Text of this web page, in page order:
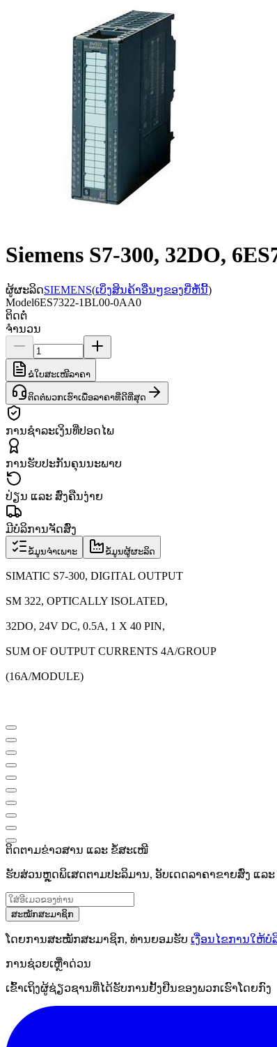
Siemens S7-300, 32DO,
ຜູ້ຜະລິດSIEMENS(ເບິ່ງສິນຄ້າອື່ນໆຂອງຍີ່ຫໍ້ນີ້)
Model6ES7322-1BL00-0AA0
ຕິດຕໍ່
ຈຳນວນ
ຂໍໃບສະເໜີລາຄາ
ຕິດຕໍ່ພວກເຮົາເພື່ອລາຄາທີ່ດີທີ່ສຸດ
ການຊຳລະເງິນທີ່ປອດໄພ
ການຮັບປະກັນຄຸນນະພາບ
ປ່ຽນ ແລະ ສົ່ງຄືນງ່າຍ
ມີບໍລິການຈັດສົ່ງ
ຂໍ້ມູນຈຳເພາະ ຂໍ້ມູນຜູ້ຜະລິດ
SIMATIC S7-300, DIGITAL OUTPUT
SM 322, OPTICALLY ISOLATED,
32DO, 24V DC, 0.5A, 1 X 40 PIN,
SUM OF OUTPUT CURRENTS 4A/GROUP
(16A/MODULE)
ຕິດຕາມຂ່າວສານ ແລະ ຂໍ້ສະເໜີ
ຮັບສ່ວນຫຼຸດພິເສດຕາມປະລິມານ, ອັບເດດລາຄາຂາຍສົ່ງ ແລ
ສະໝັກສະມາຊິກ
ໂດຍການສະໝັກສະມາຊິກ, ທ່ານຍອມຮັບ ເງື່ອນໄຂການໃຫ້ບໍ
ການຊ່ວຍເຫຼືໍາດ່ວນ
ເຂົ້າເຖິງຜູ້ຊ່ຽວຊານທີ່ໄດ້ຮັບການຢັ້ງຢືນຂອງພວກເຮົາໂດຍກົງ